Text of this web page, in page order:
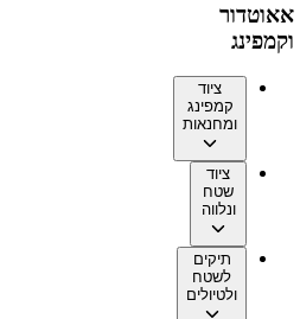
אאוטדור
וקמפינג
ציוד
קמפינג
ומחנאות
ציוד
שטח
ונלווה
תיקים
לשטח
ולטיולים